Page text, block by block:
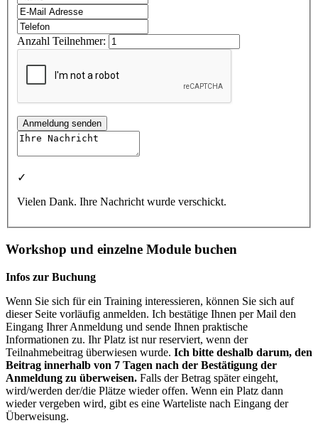
Anzahl Teilnehmer:
Anmeldung senden
✓
Vielen Dank. Ihre Nachricht wurde verschickt.
Workshop und einzelne Module buchen
Infos zur Buchung
Wenn Sie sich für ein Training interessieren, können Sie sich auf
dieser Seite vorläufig anmelden. Ich bestätige Ihnen per Mail den
Eingang Ihrer Anmeldung und sende Ihnen praktische
Informationen zu. Ihr Platz ist nur reserviert, wenn der
Teilnahmebeitrag überwiesen wurde. Ich bitte deshalb darum, den
Beitrag innerhalb von 7 Tagen nach der Bestätigung der
Anmeldung zu überweisen. Falls der Betrag später eingeht,
wird/werden der/die Plätze wieder offen. Wenn ein Platz dann
wieder vergeben wird, gibt es eine Warteliste nach Eingang der
Überweisung.